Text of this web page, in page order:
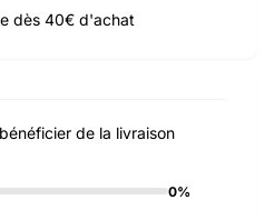
dès 40€ d'achat
de la livraison
0%